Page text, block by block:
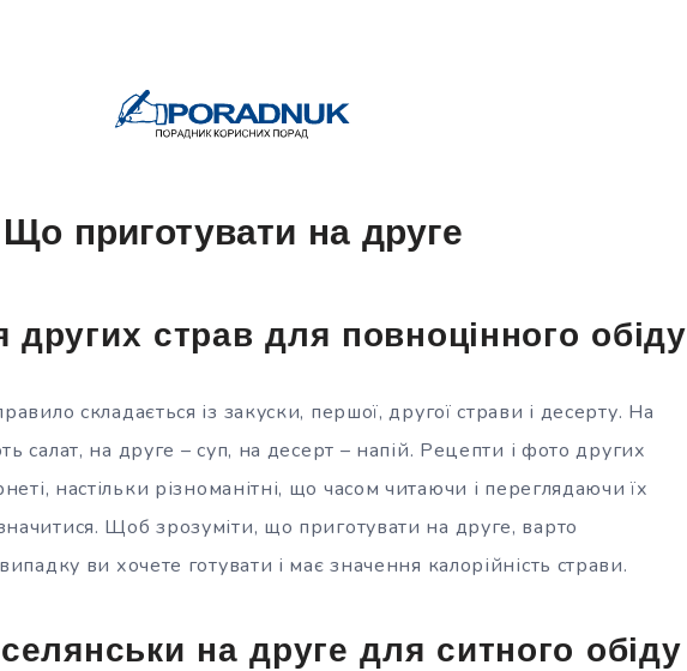
Що приготувати на друге
других страв для повноцінного обіду
складається із закуски, першої, другої страви і десерту. На
салат, на друге – суп, на десерт – напій. Рецепти і фото других
настільки різноманітні, що часом читаючи і переглядаючи їх
Щоб зрозуміти, що приготувати на друге, варто
ви хочете готувати і має значення калорійність страви.
на друге для ситного обіду